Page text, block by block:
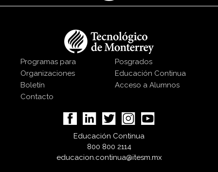
Programas para
Organizaciones
Boletín
Contacto
Posgrados
Educación Continua
Acceso a Alumnos
Educación Continua
800 800 2114
educacion.continua@itesm.mx